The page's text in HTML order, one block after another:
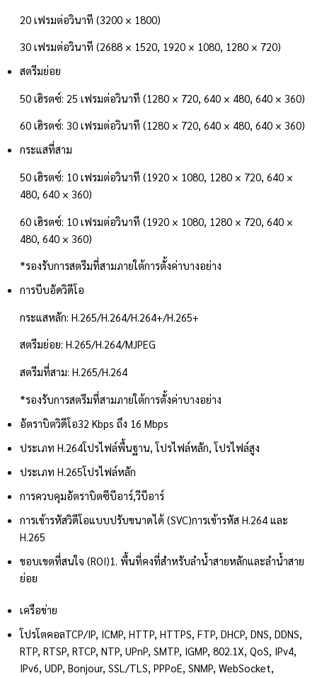
20 เฟรมต่อวินาที (3200 × 1800)
30 เฟรมต่อวินาที (2688 × 1520, 1920 × 1080, 1280 × 720)
สตรีมย่อย
50 เฮิรตซ์: 25 เฟรมต่อวินาที (1280 × 720, 640 × 480, 640 × 360)
60 เฮิรตซ์: 30 เฟรมต่อวินาที (1280 × 720, 640 × 480, 640 × 360)
กระแสที่สาม
50 เฮิรตซ์: 10 เฟรมต่อวินาที (1920 × 1080, 1280 × 720, 640 ×
480, 640 × 360)
60 เฮิรตซ์: 10 เฟรมต่อวินาที (1920 × 1080, 1280 × 720, 640 ×
480, 640 × 360)
*รองรับการสตรีมที่สามภายใต้การตั้งค่าบางอย่าง
การบีบอัดวิดีโอ
กระแสหลัก: H.265/H.264/H.264+/H.265+
สตรีมย่อย: H.265/H.264/MJPEG
สตรีมที่สาม: H.265/H.264
*รองรับการสตรีมที่สามภายใต้การตั้งค่าบางอย่าง
อัตราบิตวิดีโอ32 Kbps ถึง 16 Mbps
ประเภท H.264โปรไฟล์พื้นฐาน, โปรไฟล์หลัก, โปรไฟล์สูง
ประเภท H.265โปรไฟล์หลัก
การควบคุมอัตราบิตซีบีอาร์,วีบีอาร์
การเข้ารหัสวิดีโอแบบปรับขนาดได้ (SVC)การเข้ารหัส H.264 และ
H.265
ขอบเขตที่สนใจ (ROI)1. พื้นที่คงที่สำหรับลำน้ำสายหลักและลำน้ำสาย
ย่อย
เครือข่าย
โปรโตคอลTCP/IP, ICMP, HTTP, HTTPS, FTP, DHCP, DNS, DDNS,
RTP, RTSP, RTCP, NTP, UPnP, SMTP, IGMP, 802.1X, QoS, IPv4,
IPv6, UDP, Bonjour, SSL/TLS, PPPoE, SNMP, WebSocket,